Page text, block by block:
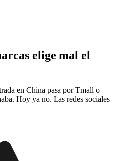
elige mal el
en China pasa por Tmall o
Hoy ya no. Las redes sociales